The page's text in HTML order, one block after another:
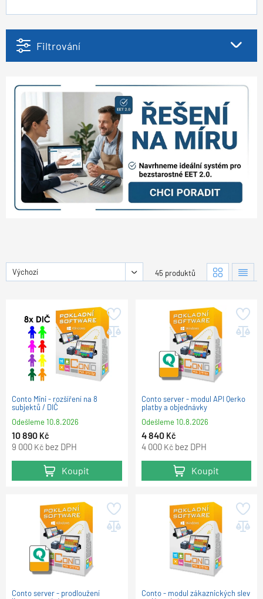
Filtrování
Výchozí 45 produktů
Conto Mini - rozšíření na 8
subjektů / DIČ
Odešleme10.8.2026
10 890 Kč
9 000 Kč bez DPH
Koupit
Conto server - modul API Qerko
platby a objednávky
Odešleme10.8.2026
4 840 Kč
4 000 Kč bez DPH
Koupit
Conto server - prodloužení
Conto - modul zákaznických slev